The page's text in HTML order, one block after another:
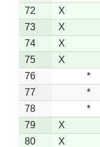
72
X
73
X
74
X
75
X
76
*
77
*
78
*
79
X
80
X